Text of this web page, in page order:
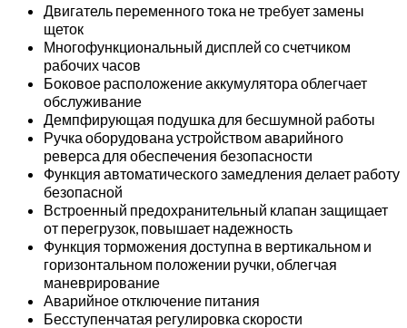
(с
платформой)
Двигатель переменного тока не требует замены
щеток
Многофункциональный дисплей со счетчиком
рабочих часов
Боковое расположение аккумулятора облегчает
обслуживание
Демпфирующая подушка для бесшумной работы
Ручка оборудована устройством аварийного
реверса для обеспечения безопасности
Функция автоматического замедления делает работу
безопасной
Встроенный предохранительный клапан защищает
от перегрузок, повышает надежность
Функция торможения доступна в вертикальном и
горизонтальном положении ручки, облегчая
маневрирование
Аварийное отключение питания
Бесступенчатая регулировка скорости